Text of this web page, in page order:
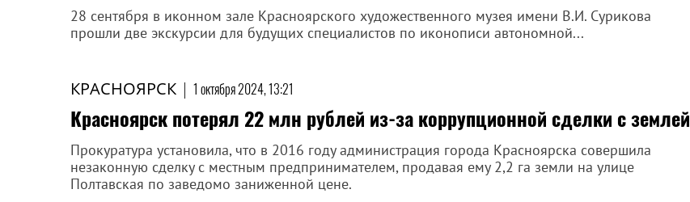
28 сентября в иконном зале Красноярского художественного музея имени В.И. Сурикова
прошли две экскурсии для будущих специалистов по иконописи автономной...
КРАСНОЯРСК | 1 октября 2024, 13:21
Красноярск потерял 22 млн рублей из-за коррупционной сделки с землей
Прокуратура установила, что в 2016 году администрация города Красноярска совершила
незаконную сделку с местным предпринимателем, продавая ему 2,2 га земли на улице
Полтавская по заведомо заниженной цене.